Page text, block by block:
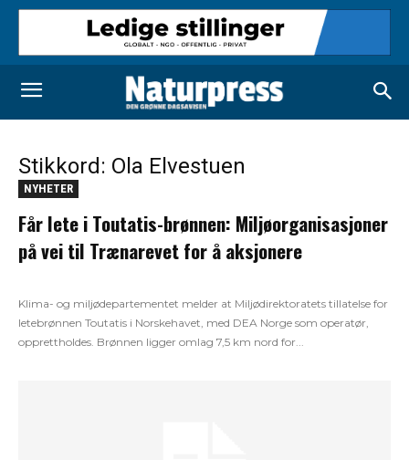
Stikkord: Ola Elvestuen
NYHETER
Får lete i Toutatis-brønnen: Miljøorganisasjoner
på vei til Trænarevet for å aksjonere
Klima- og miljødepartementet melder at Miljødirektoratets tillatelse for
letebrønnen Toutatis i Norskehavet, med DEA Norge som operatør,
opprettholdes. Brønnen ligger omlag 7,5 km nord for...